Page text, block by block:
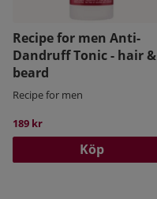
Recipe for men Anti-
Dandruff Tonic - hair &
beard
Recipe for men
189 kr
Köp